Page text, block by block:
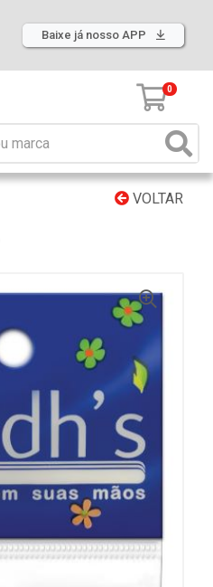
Baixe já nosso APP
0
VOLTAR